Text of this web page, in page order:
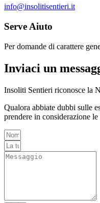
info@insolitisentieri.it
Serve Aiuto
Per domande di carattere
Inviaci un
Insoliti Sentieri riconosce la
Qualora abbiate dubbi sulle
prendere in considerazione